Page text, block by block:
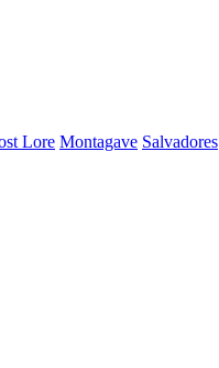
Lore Montagave Salvadores